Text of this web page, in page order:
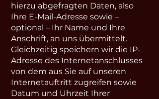
hierzu abgefragten Daten, also
Ihre E-Mail-Adresse sowie –
optional – Ihr Name und Ihre
Anschrift, an uns übermittelt.
Gleichzeitig speichern wir die IP-
Adresse des Internetanschlusses
von dem aus Sie auf unseren
Internetauftritt zugreifen sowie
Datum und Uhrzeit Ihrer